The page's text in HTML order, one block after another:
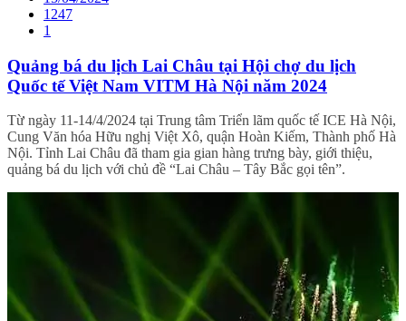
1247
1
Quảng bá du lịch Lai Châu tại Hội chợ du lịch
Quốc tế Việt Nam VITM Hà Nội năm 2024
Từ ngày 11-14/4/2024 tại Trung tâm Triển lãm quốc tế ICE Hà Nội,
Cung Văn hóa Hữu nghị Việt Xô, quận Hoàn Kiếm, Thành phố Hà
Nội. Tỉnh Lai Châu đã tham gia gian hàng trưng bày, giới thiệu,
quảng bá du lịch với chủ đề “Lai Châu – Tây Bắc gọi tên”.